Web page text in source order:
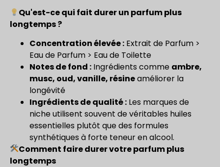
Qu'est-ce qui fait durer un parfum plus
longtemps ?
Concentration élevée : Extrait de Parfum >
Eau de Parfum > Eau de Toilette
Notes de fond : Ingrédients comme ambre,
musc, oud, vanille, résineaméliorer la
longévité
Ingrédients de qualité : Les marques de
niche utilisent souvent de véritables huiles
essentielles plutôt que des formules
synthétiques à forte teneur en alcool.
Comment faire durer votre parfum plus
longtemps